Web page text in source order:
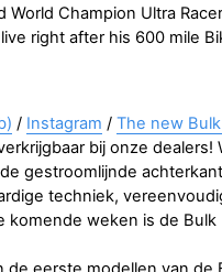
World Champion Ultra Racer
right after his 600 mile
/ Instagram / The new
bij onze
gestroomlijnde
techniek,
komende weken is de